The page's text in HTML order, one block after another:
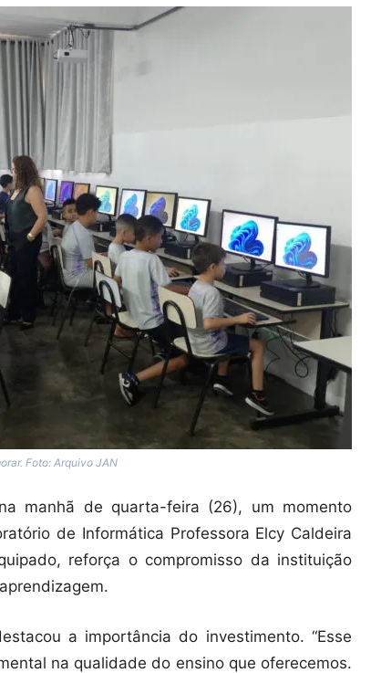
Foto: Arquivo JAN
manhã de quarta-feira (26), um momento
de Informática Professora Elcy Caldeira
reforça o compromisso da instituição
a importância do investimento. “Esse
na qualidade do ensino que oferecemos.